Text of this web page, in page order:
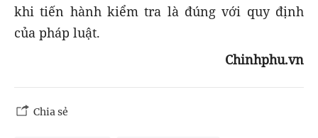
khi tiến hành kiểm tra là đúng với quy định
của pháp luật.
Chinhphu.vn
Chia sẻ